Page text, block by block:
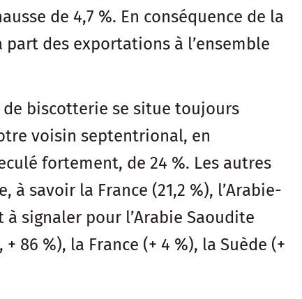
de 4,7 %. En conséquence de la
des exportations à l’ensemble
biscotterie se situe toujours
voisin septentrional, en
fortement, de 24 %. Les autres
savoir la France (21,2 %), l’Arabie-
signaler pour l’Arabie Saoudite
86 %), la France (+ 4 %), la Suède (+